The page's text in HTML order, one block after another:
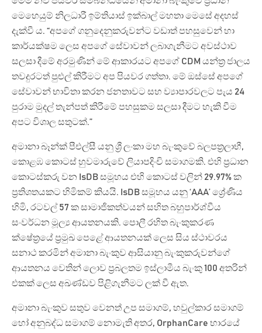
මෙහෙයුම් නිලධාරී ඉම්තියාස් ඉක්බාල් මහතා මෙසේ අදහස්
දැක්වී ය. “අපගේ ගනුදෙනුකරුවන්ට වඩාත් පහසුවෙන් හා
කාර්යක්ෂම ලෙස අපගේ සේවාවන් ලබාගැනීමට අවස්ථාව
සලසා දීමේ අරමුණින් මේ ආකාරයට අපගේ CDM යන්ත්‍ර ජාලය
තවදුරටත් පුළුල් කිරීමට අප පියවර ගත්තා. මේ ඔස්සේ අපගේ
සේවාවන් භාවිතා කරන ජනතාවට සහ ව්‍යාපාරවලට පැය 24
පුරාම මුදල් තැන්පත් කිරීමේ පහසුකම සලසා දීමට හැකි වීම
අපට විශාල සතුටක්.”
අමානා බෑන්ක් පීඑල්සී යනු ශ්‍රී ලංකා මහ බැංකුවේ බලපත්‍රලාභී,
කොළඹ කොටස් හුවමාරුවේ ලියාපදිංචි සමාගමකි. එහි ප්‍රධාන
කොටස්කරු වන IsDB සමූහය එහි කොටස් වලින් 29.97% ක
ප්‍රතිශතයකට හිමිකම් කියයි. IsDB සමූහය යනු ‘AAA’ ශ්‍රේණිය
හිමි, රටවල් 57 ක සාමාජිකත්වයන් සහිත බහුපාර්ශ්වීය
සංවර්ධන මූල්‍ය ආයතනයකි. පොලී රහිත බැංකුකරණ
ක්ෂේත්‍රයේ ප්‍රමුඛ පෙළේ ආයතනයක් ලෙස සිය ස්ථාවරය
සනාථ කරමින් අමානා බැංකුව ආසියානු බැංකුකරුවන්ගේ
ආයතනය වෙතින් ලොව ප්‍රබලතම ඉස්ලාමීය බැංකු 100 අතරින්
එකක් ලෙස අඛණ්ඩව පිළිගැනීමට ලක් වී ඇත.
අමානා බැංකුව සතුව වෙනත් උප සමාගම්, හවුල්කාර සමාගම්
හෝ අනුබද්ධ සමාගම් නොමැති අතර, OrphanCare භාරයේ